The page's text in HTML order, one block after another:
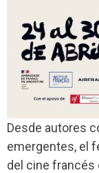
Desde autores
emergentes, el
del cine francés